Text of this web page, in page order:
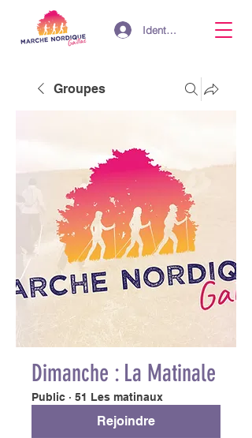
Identifiant
Groupes
Dimanche : La Matinale
Public · 51 Les matinaux
Rejoindre